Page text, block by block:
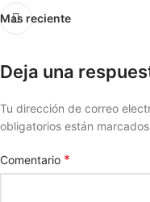
Mas reciente
Deja una
Tu dirección de correo
obligatorios están
Comentario *